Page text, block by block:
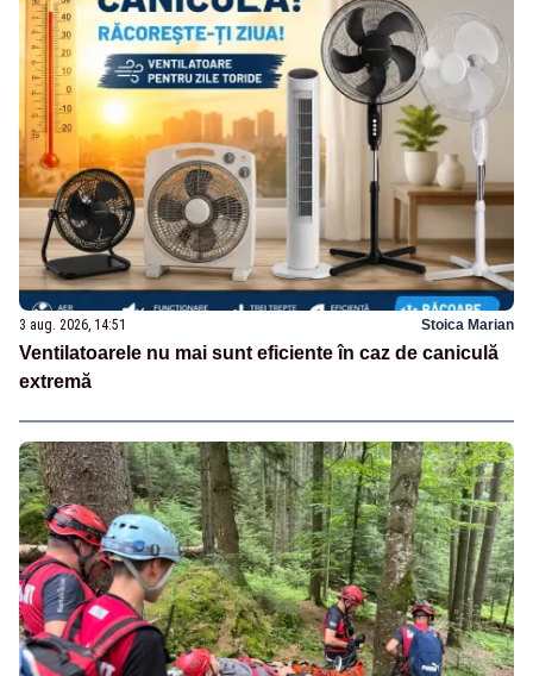
3 aug. 2026, 14:51 Stoica Marian
Ventilatoarele nu mai sunt eficiente în caz de caniculă
extremă